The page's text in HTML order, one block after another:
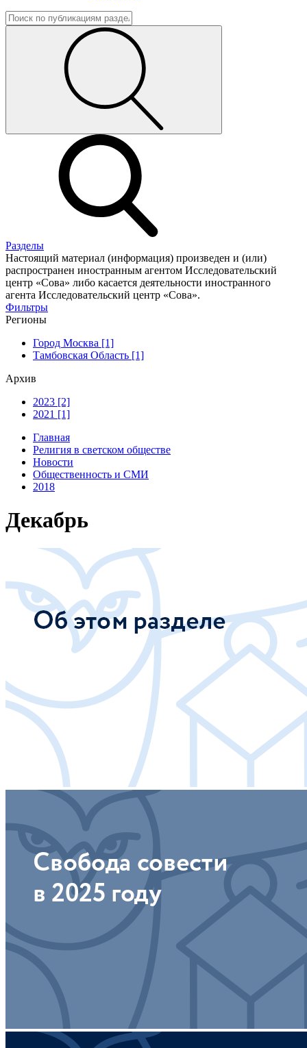
Разделы
Настоящий материал (информация) произведен и (или)
распространен иностранным агентом Исследовательский
центр «Сова» либо касается деятельности иностранного
агента Исследовательский центр «Сова».
Фильтры
Регионы
Город Москва [1]
Тамбовская Область [1]
Архив
2023 [2]
2021 [1]
Главная
Религия в светском обществе
Новости
Общественность и СМИ
2018
Декабрь